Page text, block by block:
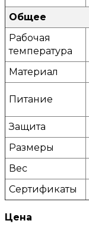
Общее
Рабочая
температура
Материал
Питание
Защита
Размеры
Вес
Сертификаты
Цена